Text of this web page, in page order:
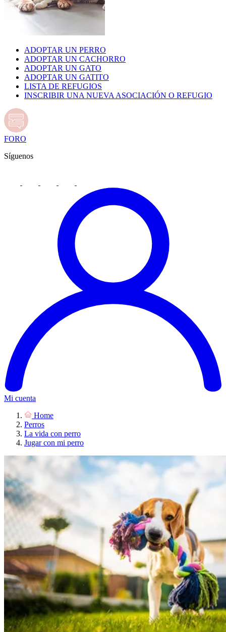
ADOPTAR UN PERRO
ADOPTAR UN CACHORRO
ADOPTAR UN GATO
ADOPTAR UN GATITO
LISTA DE REFUGIOS
INSCRIBIR UNA NUEVA ASOCIACIÓN O REFUGIO
FORO
Síguenos
Mi cuenta
Home
Perros
La vida con perro
Jugar con mi perro